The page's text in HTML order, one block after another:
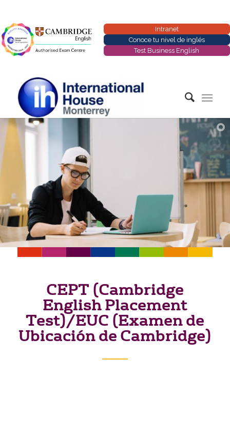
Intranet
Conoce tu nivel de inglés
Test Business English
CEPT (Cambridge
English Placement
Test)/EUC (Examen de
Ubicación de Cambridge)